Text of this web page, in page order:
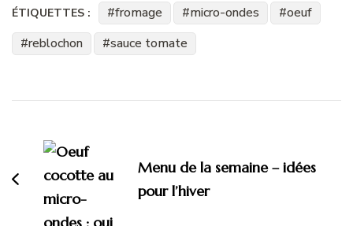
ÉTIQUETTES : fromage micro-ondes
oeuf
reblochon
sauce tomate
d'article
Menu de la semaine – idées
pour l’hiver